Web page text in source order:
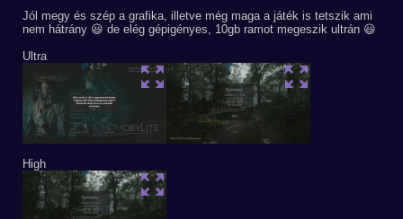
Jól megy és szép a grafika, illetve még maga a játék is tetszik ami
nem hátrány 😃 de elég gépigényes, 10gb ramot megeszik ultrán 😃
Ultra
High